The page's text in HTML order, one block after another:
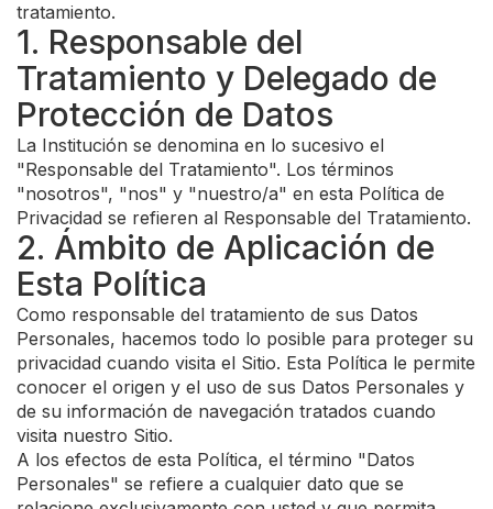
tratamiento.
1. Responsable del
Tratamiento y Delegado de
Protección de Datos
La Institución se denomina en lo sucesivo el
"Responsable del Tratamiento". Los términos
"nosotros", "nos" y "nuestro/a" en esta Política de
Privacidad se refieren al Responsable del Tratamiento.
2. Ámbito de Aplicación de
Esta Política
Como responsable del tratamiento de sus Datos
Personales, hacemos todo lo posible para proteger su
privacidad cuando visita el Sitio. Esta Política le permite
conocer el origen y el uso de sus Datos Personales y
de su información de navegación tratados cuando
visita nuestro Sitio.
A los efectos de esta Política, el término "Datos
Personales" se refiere a cualquier dato que se